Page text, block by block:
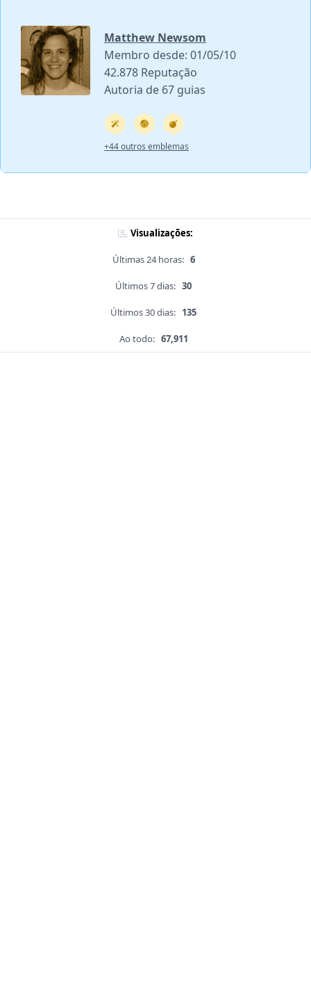
Matthew Newsom
Membro desde: 01/05/10
42.878 Reputação
Autoria de 67 guias
+44 outros emblemas
Visualizações:
Últimas 24 horas: 6
Últimos 7 dias: 30
Últimos 30 dias: 135
Ao todo: 67,911